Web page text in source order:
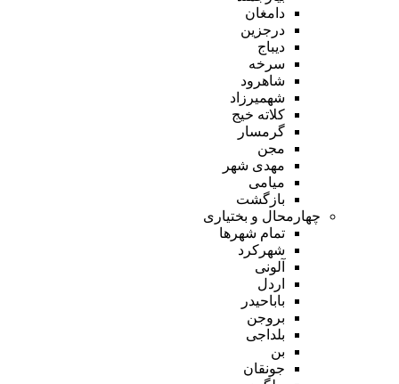
دامغان
درجزین
دیباج
سرخه
شاهرود
شهمیرزاد
کلاته خیج
گرمسار
مجن
مهدی شهر
میامی
بازگشت
چهارمحال و بختیاری
تمام شهر‌ها
شهرکرد
آلونی
اردل
باباحیدر
بروجن
بلداجی
بن
جونقان